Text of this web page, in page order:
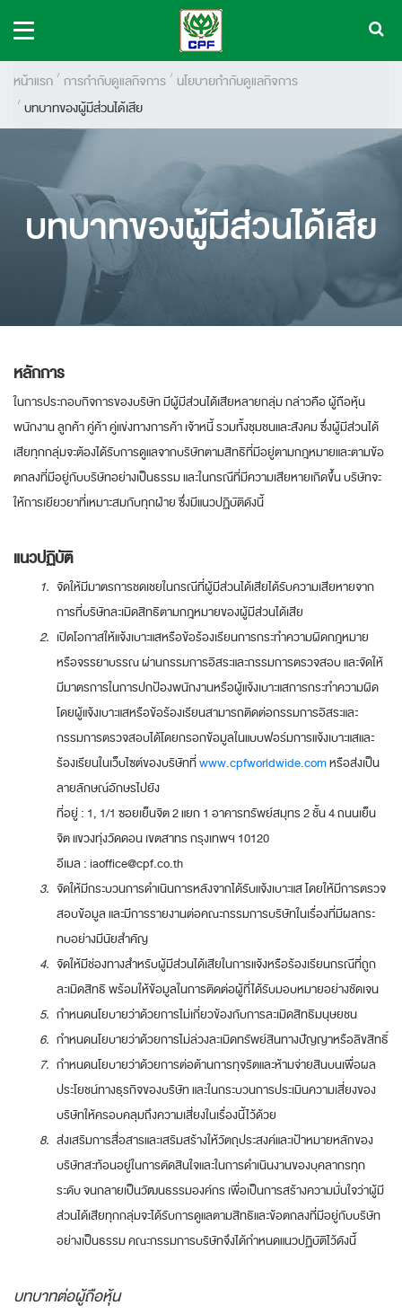
หน้าแรก การกำกับดูแลกิจการ นโยบายกำกับดูแลกิจการ
บทบาทของผู้มีส่วนได้เสีย
บทบาทของผู้มีส่วนได้เสีย
หลักการ
ในการประกอบกิจการของบริษัท มีผู้มีส่วนได้เสียหลายกลุ่ม กล่าวคือ ผู้ถือหุ้น
พนักงาน ลูกค้า คู่ค้า คู่แข่งทางการค้า เจ้าหนี้ รวมทั้งชุมชนและสังคม ซึ่งผู้มีส่วนได้
เสียทุกกลุ่มจะต้องได้รับการดูแลจากบริษัทตามสิทธิที่มีอยู่ตามกฎหมายและตามข้อ
ตกลงที่มีอยู่กับบริษัทอย่างเป็นธรรม และในกรณีที่มีความเสียหายเกิดขึ้น บริษัทจะ
ให้การเยียวยาที่เหมาะสมกับทุกฝ่าย ซึ่งมีแนวปฏิบัติดังนี้
แนวปฏิบัติ
1. จัดให้มีมาตรการชดเชยในกรณีที่ผู้มีส่วนได้เสียได้รับความเสียหายจาก
การที่บริษัทละเมิดสิทธิตามกฎหมายของผู้มีส่วนได้เสีย
2. เปิดโอกาสให้แจ้งเบาะแสหรือข้อร้องเรียนการกระทำความผิดกฎหมาย
หรือจรรยาบรรณ ผ่านกรรมการอิสระและกรรมการตรวจสอบ และจัดให้
มีมาตรการในการปกป้องพนักงานหรือผู้แจ้งเบาะแสการกระทำความผิด
โดยผู้แจ้งเบาะแสหรือข้อร้องเรียนสามารถติดต่อกรรมการอิสระและ
กรรมการตรวจสอบได้โดยกรอกข้อมูลในแบบฟอร์มการแจ้งเบาะแสและ
ร้องเรียนในเว็บไซต์ของบริษัทที่www.cpfworldwide.comหรือส่งเป็น
ลายลักษณ์อักษรไปยัง
ที่อยู่ : 1, 1/1 ซอยเย็นจิต 2 แยก 1 อาคารทรัพย์สมุทร 2 ชั้น 4 ถนนเย็น
จิต แขวงทุ่งวัดดอน เขตสาทร กรุงเทพฯ 10120
อีเมล : iaoffice@cpf.co.th
3. จัดให้มีกระบวนการดำเนินการหลังจากได้รับแจ้งเบาะแส โดยให้มีการตรวจ
สอบข้อมูล และมีการรายงานต่อคณะกรรมการบริษัทในเรื่องที่มีผลกระ
ทบอย่างมีนัยสำคัญ
4. จัดให้มีช่องทางสำหรับผู้มีส่วนได้เสียในการแจ้งหรือร้องเรียนกรณีที่ถูก
ละเมิดสิทธิ พร้อมให้ข้อมูลในการติดต่อผู้ที่ได้รับมอบหมายอย่างชัดเจน
5. กำหนดนโยบายว่าด้วยการไม่เกี่ยวข้องกับการละเมิดสิทธิมนุษยชน
6. กำหนดนโยบายว่าด้วยการไม่ล่วงละเมิดทรัพย์สินทางปัญญาหรือลิขสิทธิ์
7. กำหนดนโยบายว่าด้วยการต่อต้านการทุจริตและห้ามจ่ายสินบนเพื่อผล
ประโยชน์ทางธุรกิจของบริษัท และในกระบวนการประเมินความเสี่ยงของ
บริษัทให้ครอบคลุมถึงความเสี่ยงในเรื่องนี้ไว้ด้วย
8. ส่งเสริมการสื่อสารและเสริมสร้างให้วัตถุประสงค์และเป้าหมายหลักของ
บริษัทสะท้อนอยู่ในการตัดสินใจและในการดำเนินงานของบุคลากรทุก
ระดับ จนกลายเป็นวัฒนธรรมองค์กร เพื่อเป็นการสร้างความมั่นใจว่าผู้มี
ส่วนได้เสียทุกกลุ่มจะได้รับการดูแลตามสิทธิและข้อตกลงที่มีอยู่กับบริษัท
อย่างเป็นธรรม คณะกรรมการบริษัทจึงได้กำหนดแนวปฏิบัติไว้ดังนี้
บทบาทต่อผู้ถือหุ้น